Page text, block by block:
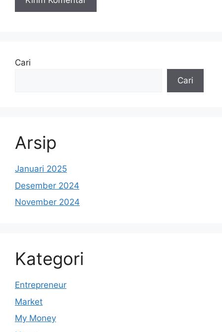
Cari
Cari
Arsip
Januari 2025
Desember 2024
November 2024
Kategori
Entrepreneur
Market
My Money